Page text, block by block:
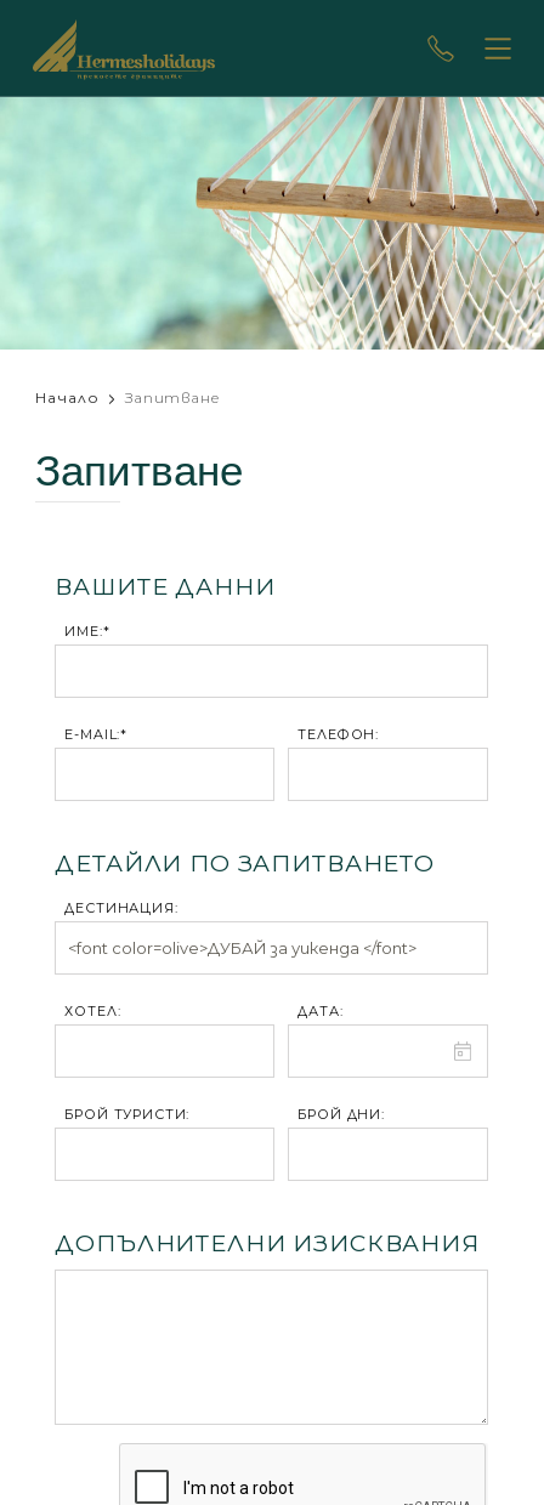
Начало Запитване
Запитване
ВАШИТЕ ДАННИ
ИМЕ:*
E-MAIL:* ТЕЛЕФОН:
ДЕТАЙЛИ ПО ЗАПИТВАНЕТО
ДЕСТИНАЦИЯ:
ХОТЕЛ: ДАТА:
БРОЙ ТУРИСТИ: БРОЙ ДНИ:
ДОПЪЛНИТЕЛНИ ИЗИСКВАНИЯ